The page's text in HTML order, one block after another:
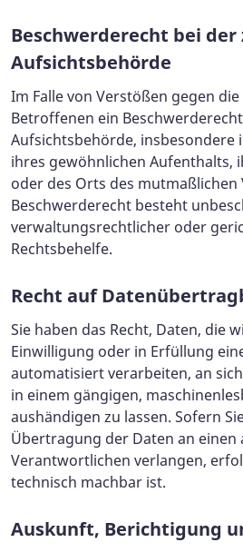
Beschwerde­recht bei
Aufsichts­behörde
Im Falle von Verstößen gegen die
Betroffenen ein
Aufsichtsbehörde, insbesondere
ihres gewöhnlichen Aufenthalts,
oder des Orts des mutmaßlichen
Beschwerderecht besteht
verwaltungsrechtlicher oder
Rechtsbehelfe.
Recht auf
Sie haben das Recht, Daten, die
Einwilligung oder in Erfüllung
automatisiert verarbeiten, an
in einem gängigen,
aushändigen zu lassen. Sofern
Übertragung der Daten an einen
Verantwortlichen verlangen,
technisch machbar ist.
Auskunft, Berichtigung